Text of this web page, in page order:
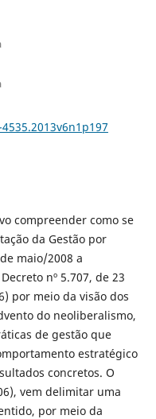
compreender como se
da Gestão por
maio/2008 a
nº 5.707, de 23
por meio da visão dos
do neoliberalismo,
de gestão que
estratégico
concretos. O
vem delimitar uma
por meio da